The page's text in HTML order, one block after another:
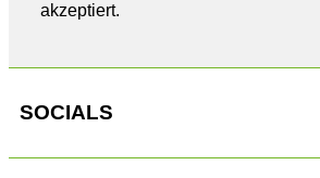
akzeptiert.
SOCIALS